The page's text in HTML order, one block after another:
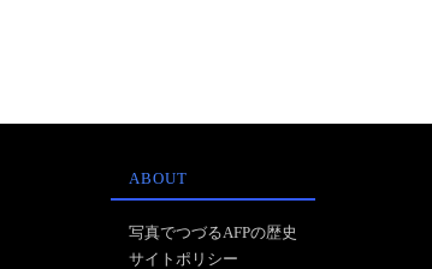
ABOUT
写真でつづるAFPの歴史
サイトポリシー